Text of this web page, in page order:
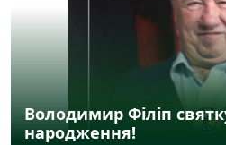
Володимир Філіп
народження!